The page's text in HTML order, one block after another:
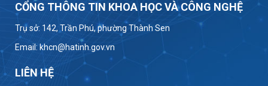
CỔNG THÔNG TIN KHOA HỌC VÀ CÔNG NGHỆ
Trụ sở: 142, Trần Phú, phường Thành Sen
Email: khcn@hatinh.gov.vn
LIÊN HỆ